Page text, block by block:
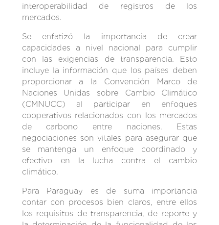
interoperabilidad de registros de los
mercados.
Se enfatizó la importancia de crear
capacidades a nivel nacional para cumplir
con las exigencias de transparencia. Esto
incluye la información que los países deben
proporcionar a la Convención Marco de
Naciones Unidas sobre Cambio Climático
(CMNUCC) al participar en enfoques
cooperativos relacionados con los mercados
de carbono entre naciones. Estas
negociaciones son vitales para asegurar que
se mantenga un enfoque coordinado y
efectivo en la lucha contra el cambio
climático.
Para Paraguay es de suma importancia
contar con procesos bien claros, entre ellos
los requisitos de transparencia, de reporte y